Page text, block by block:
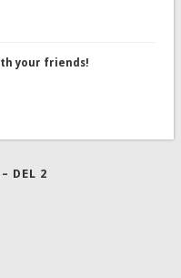
your friends!
DEL 2